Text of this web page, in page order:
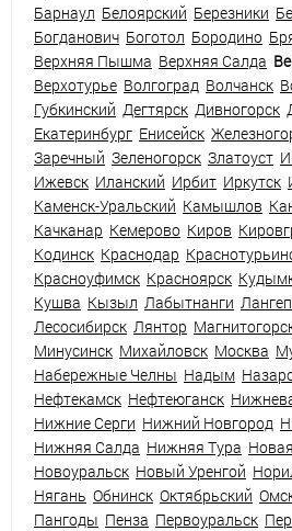
Барнаул Белоярский Березники
Богданович Боготол Бородино
Верхняя Пышма Верхняя Салда
Верхотурье Волгоград Волчанск
Губкинский Дегтярск Дивногорск
Екатеринбург Енисейск
Заречный Зеленогорск Златоуст
Ижевск Иланский Ирбит Иркутск
Каменск-Уральский Камышлов
Качканар Кемерово Киров
Кодинск Краснодар
Красноуфимск Красноярск
Кушва Кызыл Лабытнанги
Лесосибирск Лянтор
Минусинск Михайловск Москва
Набережные Челны Надым
Нефтекамск Нефтеюганск
Нижние Серги Нижний Новгород
Нижняя Салда Нижняя Тура
Новоуральск Новый Уренгой
Нягань Обнинск Октябрьский
Пангоды Пенза Первоуральск